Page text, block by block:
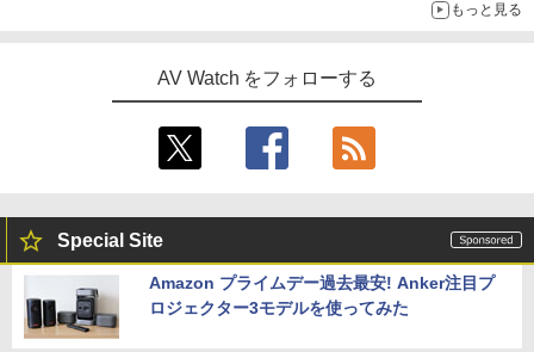
もっと見る
AV Watch をフォローする
Special Site
Amazon プライムデー過去最安! Anker注目プ
ロジェクター3モデルを使ってみた